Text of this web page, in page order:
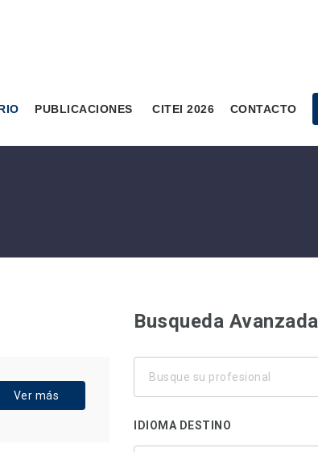
PUBLICACIONES CITEI 2026 CONTACTO
Ver más
Busqueda Avanzada
profesional
IDIOMA DESTINO